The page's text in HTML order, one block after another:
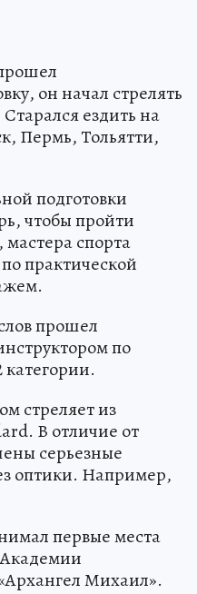
он начал стрелять
ездить на
Пермь, Тольятти,
подготовки
чтобы пройти
спорта
практической
прошел
по
категории.
стреляет из
В отличие от
серьезные
оптики. Например,
первые места
Михаил».